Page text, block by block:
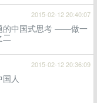
2015-02-12 20:40:07
的中国式思考 ——做一
二
2015-02-12 20:36:09
国人